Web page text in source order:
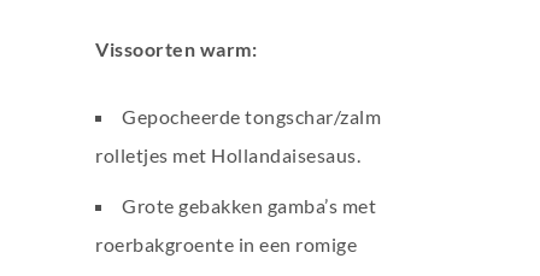
Vissoorten warm:
Gepocheerde tongschar/zalm
rolletjes met Hollandaisesaus.
Grote gebakken gamba’s met
roerbakgroente in een romige